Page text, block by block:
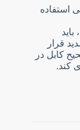
استفاده
قرار
کابل در
کند.